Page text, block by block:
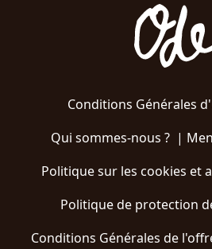
Conditions Générales
Qui sommes-nous ?|
Politique sur les cookies et
Politique de protection
Conditions Générales de